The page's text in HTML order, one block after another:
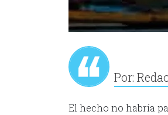
Por:
El hecho no habría